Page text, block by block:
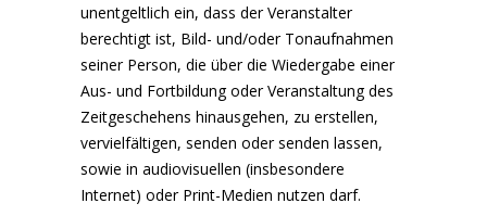
unentgeltlich ein, dass der Veranstalter
berechtigt ist, Bild- und/oder Tonaufnahmen
seiner Person, die über die Wiedergabe einer
Aus- und Fortbildung oder Veranstaltung des
Zeitgeschehens hinausgehen, zu erstellen,
vervielfältigen, senden oder senden lassen,
sowie in audiovisuellen (insbesondere
Internet) oder Print-Medien nutzen darf.